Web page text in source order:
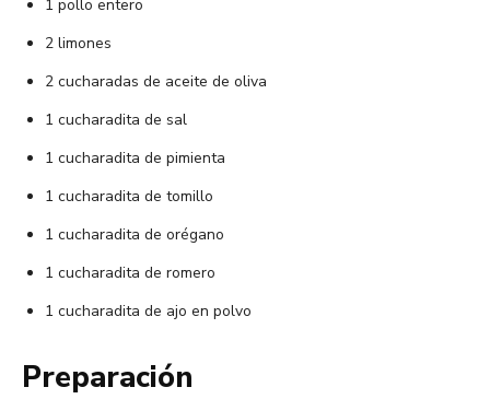
1 pollo entero
2 limones
2 cucharadas de aceite de oliva
1 cucharadita de sal
1 cucharadita de pimienta
1 cucharadita de tomillo
1 cucharadita de orégano
1 cucharadita de romero
1 cucharadita de ajo en polvo
Preparación